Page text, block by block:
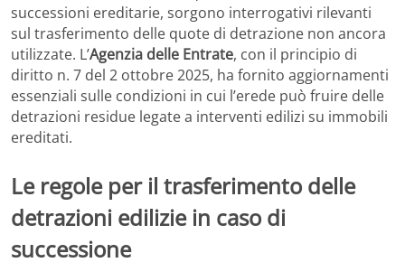
successioni ereditarie, sorgono interrogativi rilevanti
sul trasferimento delle quote di detrazione non ancora
utilizzate. L’Agenzia delle Entrate, con il principio di
diritto n. 7 del 2 ottobre 2025, ha fornito aggiornamenti
essenziali sulle condizioni in cui l’erede può fruire delle
detrazioni residue legate a interventi edilizi su immobili
ereditati.
Le regole per il trasferimento delle
detrazioni edilizie in caso di
successione